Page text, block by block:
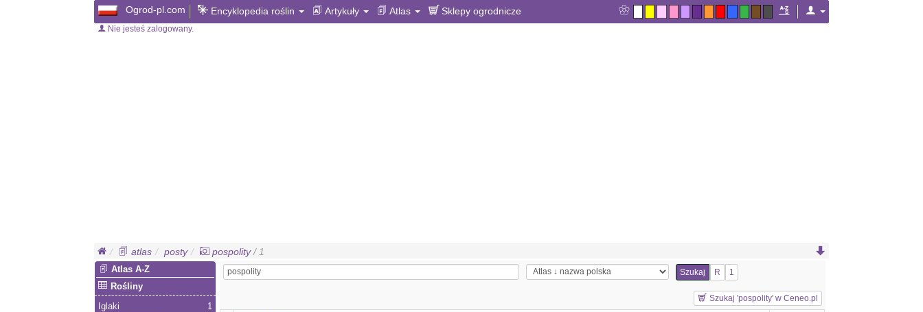
Ogrod-pl.com Encyklopedia roślin Artykuły Atlas Sklepy ogrodnicze
Nie jesteś zalogowany.
atlas posty pospolity/ 1
Szukaj R 1
Szukaj 'pospolity' w Ceneo.pl
Atlas A-Z
Rośliny
1
Iglaki